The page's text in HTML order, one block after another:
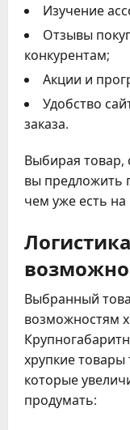
Изучение
Отзывы
конкурентам;
Акции и
Удобство
заказа.
Выбирая товар,
вы предложить
чем уже есть
Выбранный
возможностям
хрупкие
которые
продумать: